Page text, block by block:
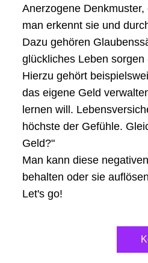
Anerzogene
man erkennt sie und
Dazu gehören
glückliches Leben
Hierzu gehört
das eigene Geld
lernen will.
höchste der Gefühle.
Geld?"
Man kann diese
behalten oder sie
Let's go!